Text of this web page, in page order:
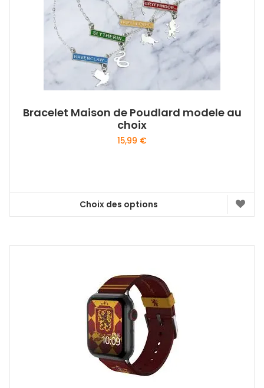
Bracelet Maison de Poudlard modele au
choix
15,99 €
Choix des options
Ce
Les
options
peuvent
être
choisies
sur
la
page